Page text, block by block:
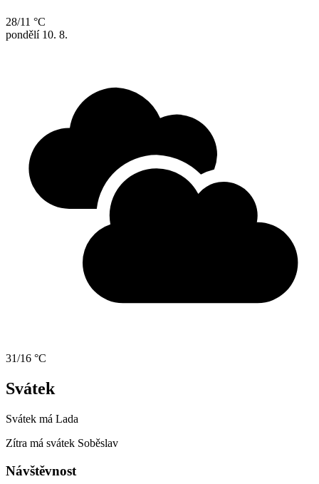
28/11 °C
pondělí 10. 8.
31/16 °C
Svátek
Svátek má Lada
Zítra má svátek Soběslav
Návštěvnost